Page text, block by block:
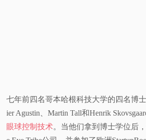
七年前四名哥本哈根科技大学的四名博士
ier Agustin、Martin Tall和Henrik
眼球控制技术。当他们拿到博士学位后